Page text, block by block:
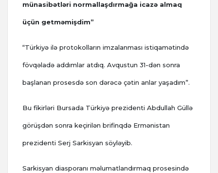
münasibətləri normallaşdırmağa icazə almaq
üçün getməmişdim”
“Türkiyə ilə protokolların imzalanması istiqamətində
fövqəladə addımlar atdıq. Avqustun 31-dən sonra
başlanan prosesdə son dərəcə çətin anlar yaşadım”.
Bu fikirləri Bursada Türkiyə prezidenti Abdullah Güllə
görüşdən sonra keçirilən brifinqdə Ermənistan
prezidenti Serj Sarkisyan söyləyib.
Sarkisyan diasporanı məlumatlandırmaq prosesində